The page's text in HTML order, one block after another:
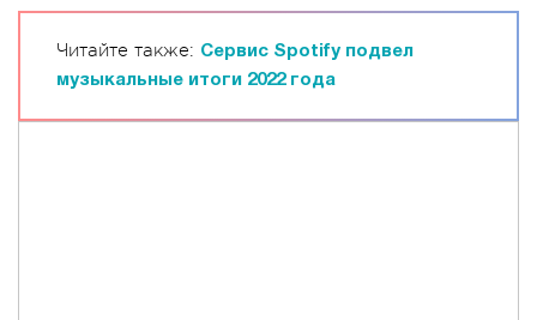
Читайте также: Сервис Spotify подвел
музыкальные итоги 2022 года